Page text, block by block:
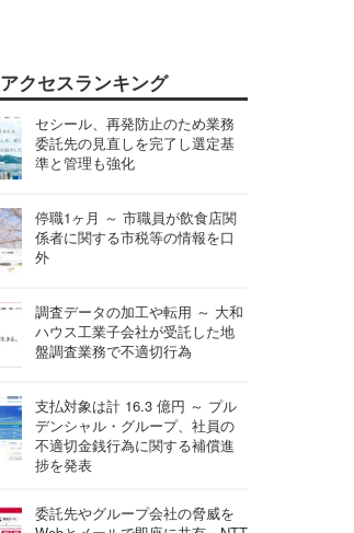
アクセスランキング
セシール、再発防止のため業務
委託先の見直しを完了し選定基
準と管理も強化
停職1ヶ月 ～ 市職員が飲食店関
係者に関する市税等の情報を口
外
調査データの加工や転用 ～ 大和
ハウス工業子会社が受託した地
盤調査業務で不適切行為
支払対象は計 16.3 億円 ～ プル
デンシャル・グループ、社員の
不適切金銭行為に関する補償進
捗を発表
委託先やグループ会社の脅威を